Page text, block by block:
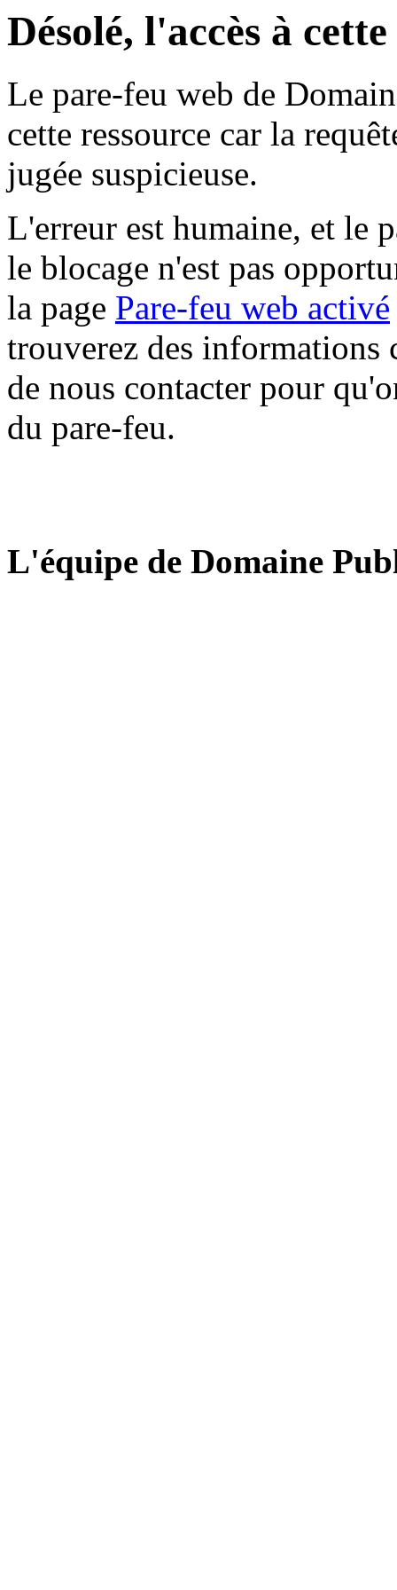
Désolé, l'accès à
Le pare-feu web de
cette ressource car la
jugée suspicieuse.
L'erreur est humaine, et le
le blocage n'est pas
la page Pare-feu web activé
trouverez des informations
de nous contacter pour
du pare-feu.
L'équipe de Domaine